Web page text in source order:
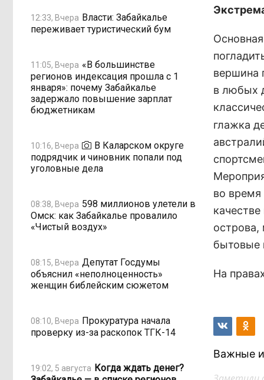
12:33, Вчера Власти: Забайкалье
переживает туристический бум
11:05, Вчера «В большинстве
регионов индексация прошла с 1
января»: почему Забайкалье
задержало повышение зарплат
бюджетникам
10:16, Вчера
В Каларском округе
подрядчик и чиновник попали под
уголовные дела
08:38, Вчера 598 миллионов улетели в
Омск: как Забайкалье провалило
«Чистый воздух»
08:15, Вчера Депутат Госдумы
объяснил «неполноценность»
женщин библейским сюжетом
08:10, Вчера Прокуратура начала
проверку из-за раскопок ТГК-14
19:02, 5 августа Когда ждать денег?
вершина
в любых
глажка
во время
бытовые
На
Важные